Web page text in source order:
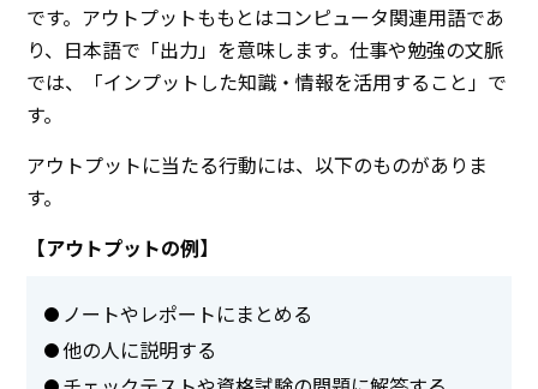
です。アウトプットももとはコンピュータ関連用語であ
り、日本語で「出力」を意味します。仕事や勉強の文脈
では、「インプットした知識・情報を活用すること」で
す。
アウトプットに当たる行動には、以下のものがありま
す。
【アウトプットの例】
ノートやレポートにまとめる
他の人に説明する